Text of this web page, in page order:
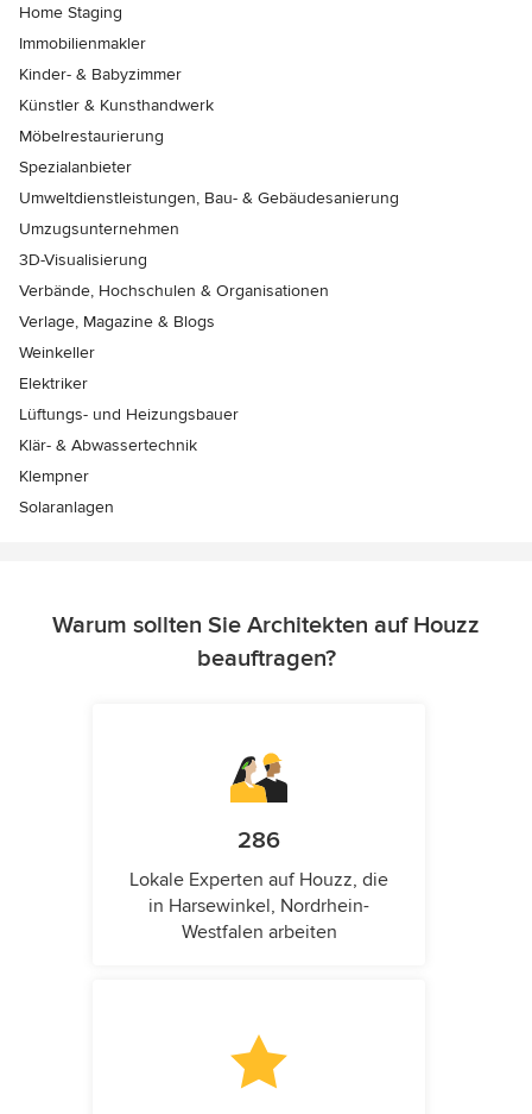
Home Staging
Immobilienmakler
Kinder- & Babyzimmer
Künstler & Kunsthandwerk
Möbelrestaurierung
Spezialanbieter
Umweltdienstleistungen, Bau- & Gebäudesanierung
Umzugsunternehmen
3D-Visualisierung
Verbände, Hochschulen & Organisationen
Verlage, Magazine & Blogs
Weinkeller
Elektriker
Lüftungs- und Heizungsbauer
Klär- & Abwassertechnik
Klempner
Solaranlagen
Warum sollten Sie Architekten auf Houzz
beauftragen?
286
Lokale Experten auf Houzz, die
in Harsewinkel, Nordrhein-
Westfalen arbeiten